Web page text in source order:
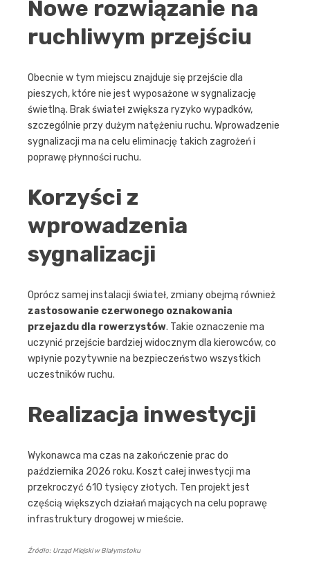
Nowe rozwiązanie na
ruchliwym przejściu
Obecnie w tym miejscu znajduje się przejście dla
pieszych, które nie jest wyposażone w sygnalizację
świetlną. Brak świateł zwiększa ryzyko wypadków,
szczególnie przy dużym natężeniu ruchu. Wprowadzenie
sygnalizacji ma na celu eliminację takich zagrożeń i
poprawę płynności ruchu.
Korzyści z
wprowadzenia
sygnalizacji
Oprócz samej instalacji świateł, zmiany obejmą również
zastosowanie czerwonego oznakowania
przejazdu dla rowerzystów. Takie oznaczenie ma
uczynić przejście bardziej widocznym dla kierowców, co
wpłynie pozytywnie na bezpieczeństwo wszystkich
uczestników ruchu.
Realizacja inwestycji
Wykonawca ma czas na zakończenie prac do
października 2026 roku. Koszt całej inwestycji ma
przekroczyć 610 tysięcy złotych. Ten projekt jest
częścią większych działań mających na celu poprawę
infrastruktury drogowej w mieście.
Źródło: Urząd Miejski w Białymstoku